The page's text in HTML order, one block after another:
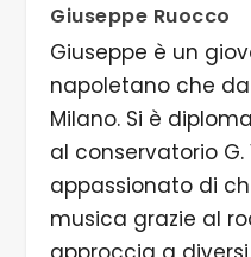
Giuseppe Ruocco
Giuseppe è un
napoletano che
Milano. Si è
al conservatorio G.
appassionato di
musica grazie al